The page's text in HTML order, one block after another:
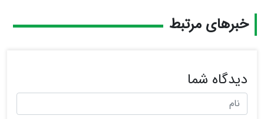
خبرهای مرتبط
دیدگاه شما